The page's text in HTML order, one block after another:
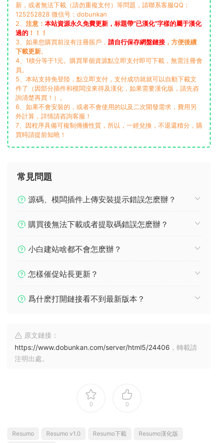
新，或者無法下載（請勿重複支付）等問題，請聯系客服QQ：
125252828 微信号：dobunkan
2、 注意： 本站資源永久免費更新，标題帶“已漢化”字樣的屬于漢化
過的 ！！！
3、如果您購買前沒有注冊賬戶， 請自行保存網盤鏈接 ，方便後續
下載更新。
4、1積分等于1元。購買單個資源點立即支付即可下載，無需注冊會
員。
5、本站支持免登陸，點立即支付，支付成功就就可以自動下載文
件了（因部分插件和模闆沒來得及漢化，如果需要漢化版，請先咨
詢清楚再買！）。
6、如果不會安裝的，或者不會使用的以及二次開發需求，費用另
外計算，詳情請咨詢客服！
7、因程序具備可複制傳播性質，所以，一經兌換，不退還積分，購
買時請提前知曉！
常見問題
源碼、模闆插件上傳安裝提示錯誤怎麽辦？
購買後無法下載或者提取碼錯誤怎麽辦？
小白建站啥都不會怎麽辦？
怎樣催促站長更新？
爲什麽打開鏈接看不到最新版本？
原文鏈接：
https://www.dobunkan.com/server/html5/24406 ，轉載請
注明出處。
0 0
Resumo Resumo v1.0 Resumo下載
Resumo漢化版